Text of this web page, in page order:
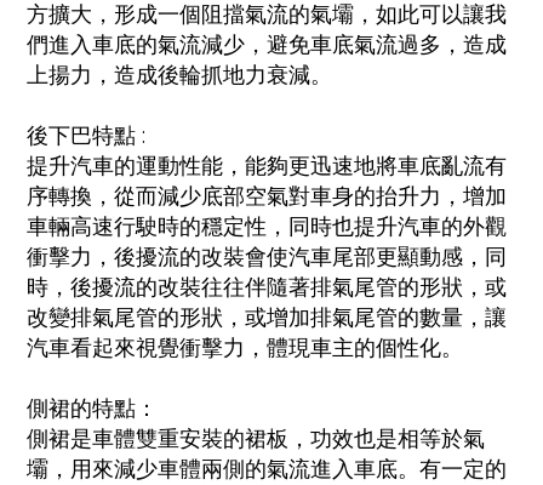
方擴大，形成一個阻擋氣流的氣壩，如此可以讓我
們進入車底的氣流減少，避免車底氣流過多，造成
上揚力，造成後輪抓地力衰減。
後下巴特點 :
提升汽車的運動性能，能夠更迅速地將車底亂流有
序轉換，從而減少底部空氣對車身的抬升力，增加
車輛高速行駛時的穩定性，同時也提升汽車的外觀
衝擊力，後擾流的改裝會使汽車尾部更顯動感，同
時，後擾流的改裝往往伴隨著排氣尾管的形狀，或
改變排氣尾管的形狀，或增加排氣尾管的數量，讓
汽車看起來視覺衝擊力，體現車主的個性化。
側裙的特點：
側裙是車體雙重安裝的裙板，功效也是相等於氣
壩，用來減少車體兩側的氣流進入車底。有一定的